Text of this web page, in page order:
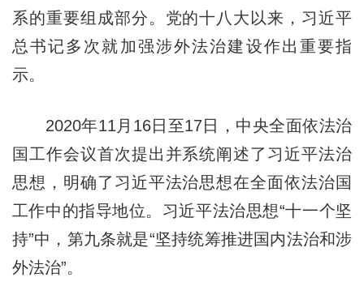
系的重要组成部分。党的十八大以来，习近平
总书记多次就加强涉外法治建设作出重要指
示。
2020年11月16日至17日，中央全面依法治
国工作会议首次提出并系统阐述了习近平法治
思想，明确了习近平法治思想在全面依法治国
工作中的指导地位。习近平法治思想“十一个坚
持”中，第九条就是“坚持统筹推进国内法治和涉
外法治”。